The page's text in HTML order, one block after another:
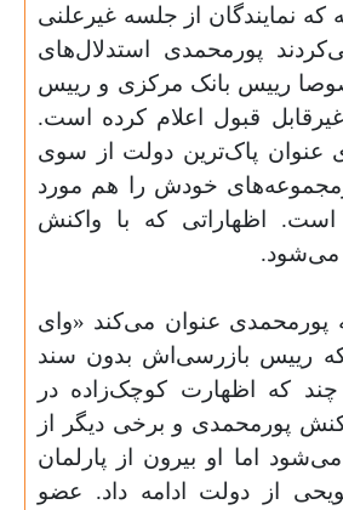
که نمایندگان از جلسه غیرعلنی
پورمحمدی استدلال‌های
رییس بانک مرکزی و رییس
قبول اعلام کرده است.
عنوان پاک‌ترین دولت از سوی
خودش را هم مورد
است. اظهاراتی که با واکنش
می‌شود.
پورمحمدی عنوان می‌کند «وای
رییس بازرسی‌اش بدون سند
که اظهارت کوچک‌زاده در
پورمحمدی و برخی دیگر از
اما او بیرون از پارلمان
از دولت ادامه داد. عضو